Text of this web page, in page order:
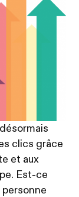
clics grâce
et aux
Est-ce
personne